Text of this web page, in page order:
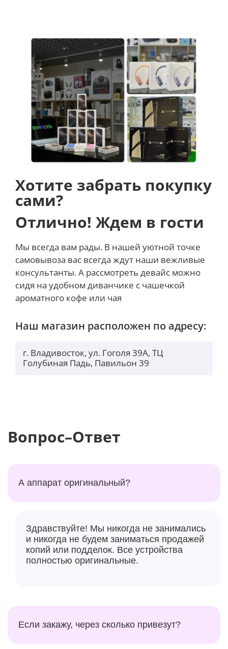
изменение состояния отображается тактильной
обратной связью. Также пользователи смогут
назначить для этой кнопки различные действия,
например, нажатием на неё можно начать запись
голосовой заметки, запустить камеру, активировать
указанную возможность, функцию или запустить
ярлык.
В основу iPhone 15 Pro положена новая
однокристальная платформа Apple A17 Pro, в
которой, по словам Apple, применён самый
быстрый и энергоэффективный мобильный
предшественника. Чип обладает шестью
вычислительными ядрами (два
энергоэффективных). Платформа производится по
нормам 3-нм техпроцесса TSMC и содержит около
триллионов операций в секунду.
разработанной самой Apple. По словам
истории графических процессоров Apple с упором
на производительность и эффективность, работу с
Хотите забрать покупку
сами?
Отлично! Ждем в гости
Мы всегда вам рады. В нашей уютной точке
самовывоза вас всегда ждут наши вежливые
консультанты. А рассмотреть девайс можно
сидя на удобном диванчике с чашечкой
ароматного кофе или чая
Наш магазин расположен по адресу:
г. Владивосток, ул. Гоголя 39А, ТЦ
Голубиная Падь, Павильон 39
Вопрос–Ответ
А аппарат оригинальный?
Здравствуйте! Мы никогда не занимались
и никогда не будем заниматься продажей
копий или подделок. Все устройства
полностью оригинальные.
Если закажу, через сколько привезут?